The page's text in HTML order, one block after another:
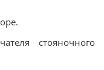
стояночного